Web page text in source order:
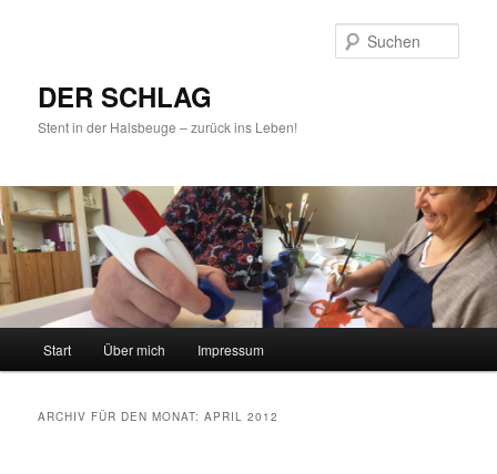
DER SCHLAG
Stent in der Halsbeuge – zurück ins Leben!
Zum
Zum
Start Über mich Impressum
ARCHIV FÜR DEN MONAT:APRIL 2012